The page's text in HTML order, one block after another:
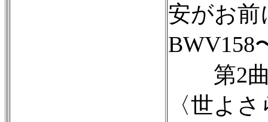
安がお前
BWV158
第2曲
〈世よ